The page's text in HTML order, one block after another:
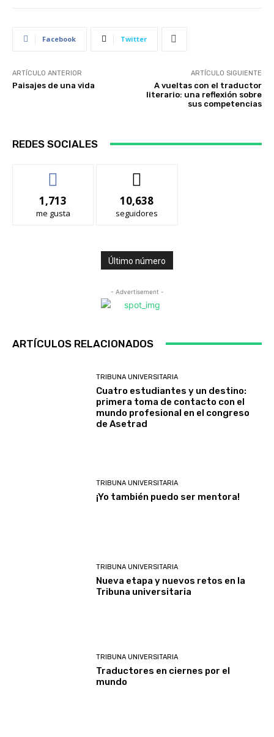
Facebook Twitter
ARTÍCULO ANTERIOR
Paisajes de una vida
ARTÍCULO SIGUIENTE
A vueltas con el traductor
literario: una reflexión sobre
sus competencias
REDES SOCIALES
1,713
me gusta
10,638
seguidores
Último número
- Advertisement -
ARTÍCULOS RELACIONADOS
TRIBUNA UNIVERSITARIA
Cuatro estudiantes y un destino:
primera toma de contacto con el
mundo profesional en el congreso
de Asetrad
TRIBUNA UNIVERSITARIA
¡Yo también puedo ser mentora!
TRIBUNA UNIVERSITARIA
Nueva etapa y nuevos retos en la
Tribuna universitaria
TRIBUNA UNIVERSITARIA
Traductores en ciernes por el
mundo